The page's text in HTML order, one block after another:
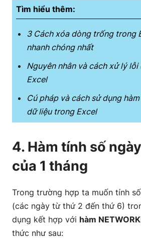
Tìm hiểu thêm:
3 Cách xóa dòng trống trong
nhanh chóng nhất
Nguyên nhân và cách xử lý lỗi
Excel
Cú pháp và cách sử dụng
dữ liệu trong Excel
4. Hàm tính số
của 1 tháng
Trong trường hợp ta muốn tính
(các ngày từ thứ 2 đến thứ 6)
dụng kết hợp với hàm
thức như sau: